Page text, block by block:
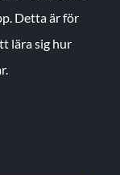
Detta är för
lära sig hur